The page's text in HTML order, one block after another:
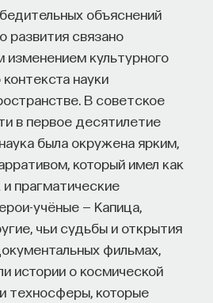
объяснений
развития связано
культурного
науки
В советское
в первое десятилетие
была окружена ярким,
который имел как
прагматические
учёные — Капица,
чьи судьбы и открытия
фильмах,
истории о космической
техносферы, которые
делегируют агенту
и переносят в эту
не лучшие привычки.
ИИ как сложного
заставляет уточнять
продумывать собственную
действительно
значение имеет
тип задания, а характер
— подкаст основателя
о людях, которые
выпуске — разговоры